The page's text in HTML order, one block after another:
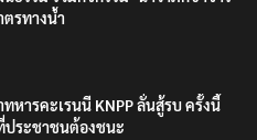
ธรรม ร่วมกิจกรรม ‘นาวาภิกขาจาร’
รทางน้ำ